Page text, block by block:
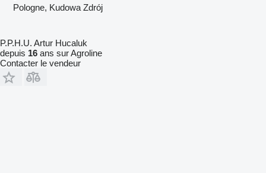
Pologne, Kudowa Zdrój
P.P.H.U. Artur Hucaluk
depuis 16 ans sur Agroline
Contacter le vendeur